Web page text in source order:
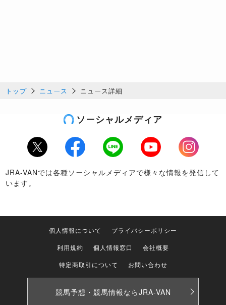
トップ ニュース ニュース詳細
ソーシャルメディア
Twitter Facebook LINE Youtube
Instagram
JRA-VANでは各種ソーシャルメディアで様々な情報を発信して
います。
個人情報について
プライバシーポリシー
利用規約
個人情報窓口
会社概要
特定商取引について
お問い合わせ
競馬予想・競馬情報ならJRA-VAN